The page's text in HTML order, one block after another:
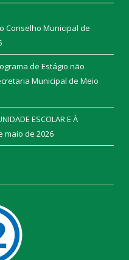
Conselho Municipal de
de Estágio não
Municipal de Meio
ESCOLAR E À
maio de 2026